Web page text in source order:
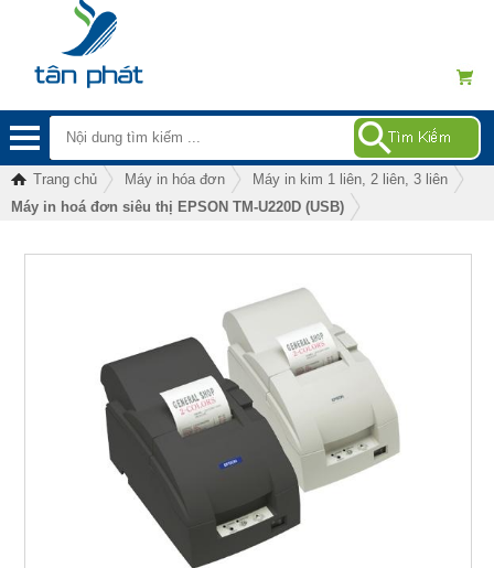
Trang chủ Máy in hóa đơn
Máy in kim 1 liên, 2 liên, 3 liên
Máy in hoá đơn siêu thị EPSON TM-U220D (USB)